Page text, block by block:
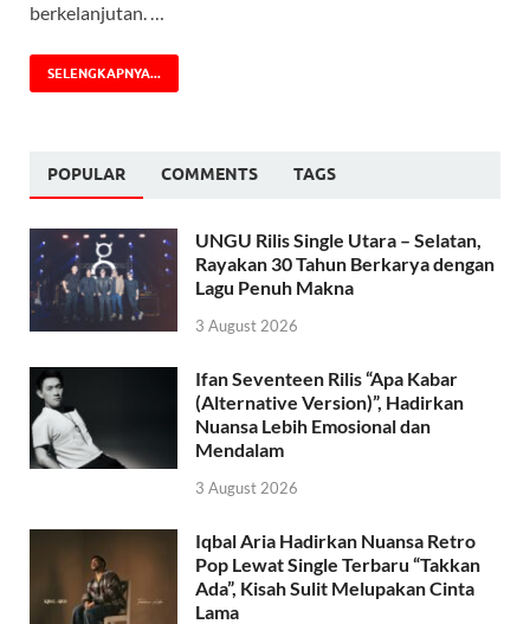
berkelanjutan. …
SELENGKAPNYA...
POPULAR COMMENTS TAGS
UNGU Rilis Single Utara – Selatan,
Rayakan 30 Tahun Berkarya dengan
Lagu Penuh Makna
3 August 2026
Ifan Seventeen Rilis “Apa Kabar
(Alternative Version)”, Hadirkan
Nuansa Lebih Emosional dan
Mendalam
3 August 2026
Iqbal Aria Hadirkan Nuansa Retro
Pop Lewat Single Terbaru “Takkan
Ada”, Kisah Sulit Melupakan Cinta
Lama